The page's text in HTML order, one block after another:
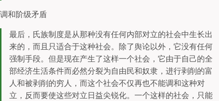
调和阶级矛盾
最后，氏族制度是从那种没有任何内部对立的社会中生长出
来的，而且只适合于这种社会。除了舆论以外，它没有任何
强制手段。但是现在产生了这样一个社会，它由于自己的全
部经济生活条件而必然分裂为自由民和奴隶，进行剥削的富
人和被剥削的穷人，而这个社会不仅再也不能调和这种对
立，反而要使这些对立日益尖锐化。一个这样的社会，只能